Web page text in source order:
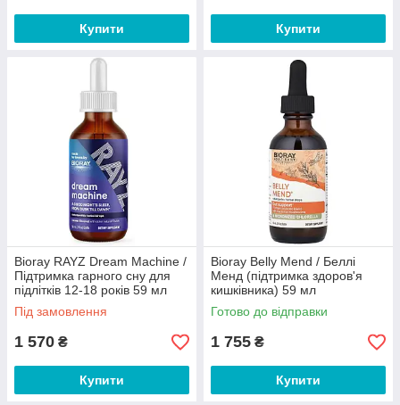
Купити Купити
Bioray RAYZ Dream Machine /
Підтримка гарного сну для
підлітків 12-18 років 59 мл
Під замовлення
1 570 ₴
Купити
Bioray Belly Mend / Беллі
Менд (підтримка здоров'я
кишківника) 59 мл
Готово до відправки
1 755 ₴
Купити